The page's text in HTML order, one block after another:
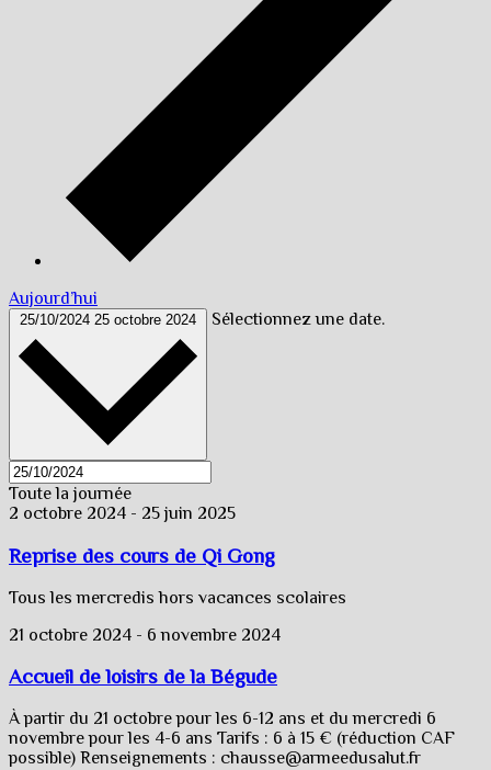
Aujourd’hui
25/10/2024 25 octobre 2024 Sélectionnez une date.
Toute la journée
2 octobre 2024 - 25 juin 2025
Reprise des cours de Qi Gong
Tous les mercredis hors vacances scolaires
21 octobre 2024 - 6 novembre 2024
Accueil de loisirs de la Bégude
À partir du 21 octobre pour les 6-12 ans et du mercredi 6
novembre pour les 4-6 ans Tarifs : 6 à 15 € (réduction CAF
possible) Renseignements : chausse@armeedusalut.fr